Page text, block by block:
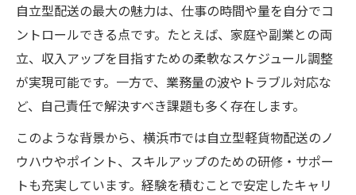
利便性向上が事業拡大につながる理由
横浜市の物流市場で注目される成長分野
多様なビジネスで活用できる配送サービス
自立型配送の最大の魅力は、仕事の時間や量を自分でコ
ントロールできる点です。たとえば、家庭や副業との両
立、収入アップを目指すための柔軟なスケジュール調整
が実現可能です。一方で、業務量の波やトラブル対応な
ど、自己責任で解決すべき課題も多く存在します。
このような背景から、横浜市では自立型軽貨物配送のノ
ウハウやポイント、スキルアップのための研修・サポー
トも充実しています。経験を積むことで安定したキャリ